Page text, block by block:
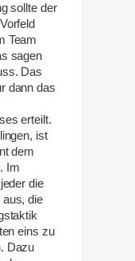
sollte der
Team
sagen
Das
dann das
erteilt.
ist
dem
Im
die
aus, die
eins zu
Dazu